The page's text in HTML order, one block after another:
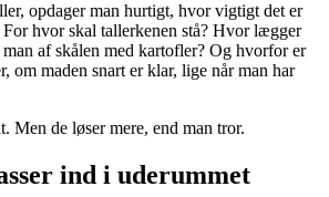
opdager man hurtigt, hvor vigtigt det er
hvor skal tallerkenen stå? Hvor lægger
af skålen med kartofler? Og hvorfor er
om maden snart er klar, lige når man har
Men de løser mere, end man tror.
ind i uderummet